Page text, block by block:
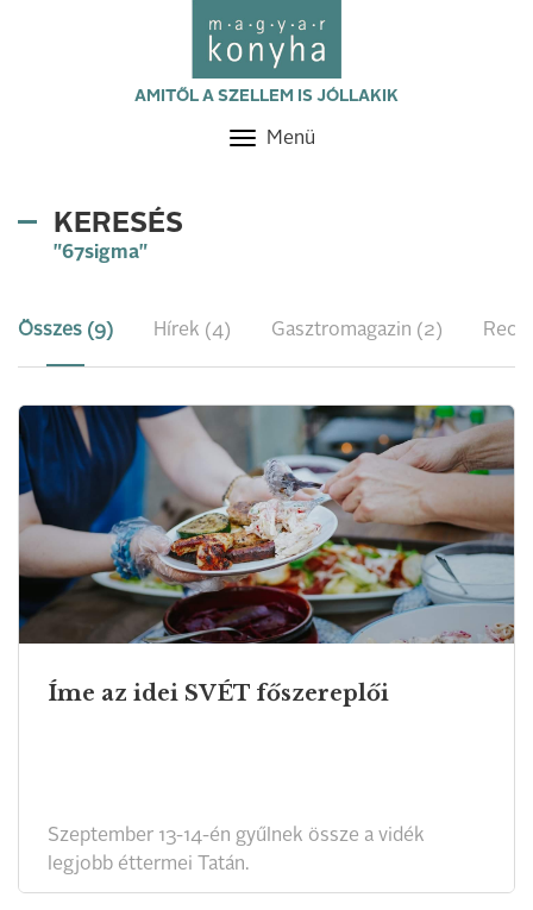
AMITŐL A SZELLEM IS JÓLLAKIK
Toggle
Menü
KERESÉS
"67sigma"
Összes (9) Hírek (4) Gasztromagazin (2)
Íme az idei SVÉT főszereplői
Szeptember 13-14-én gyűlnek össze a vidék
legjobb éttermei Tatán.